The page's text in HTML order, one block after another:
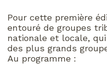
Pour cette première
entouré de groupes
nationale et locale,
des plus grands
Au programme :